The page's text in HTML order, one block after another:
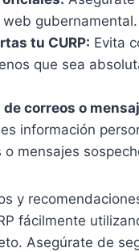
gubernamental.
tu CURP: Evita
que sea
correos o
información
o mensajes
y
fácilmente
Asegúrate de